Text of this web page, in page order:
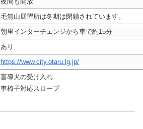
毛無山展望所は冬期は閉鎖されています。
朝里インターチェンジから車で約15分
あり
https://www.city.otaru.lg.jp/
盲導犬の受け入れ
車椅子対応スロープ